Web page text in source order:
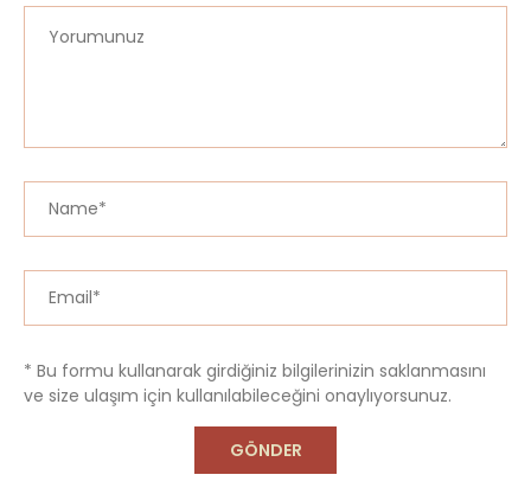
* Bu formu kullanarak girdiğiniz bilgilerinizin saklanmasını
ve size ulaşım için kullanılabileceğini onaylıyorsunuz.